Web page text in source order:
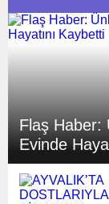
Flaş Haber:
Evinde